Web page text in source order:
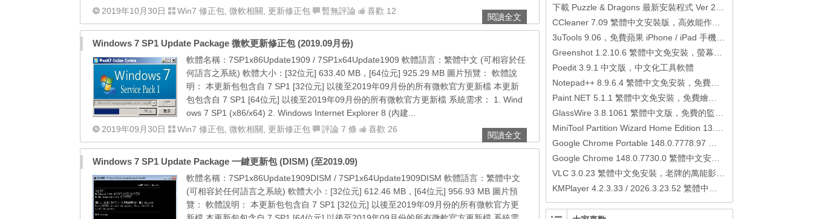
2019年10月30日
Win7 修正包 微軟相關 更新修正包 暫無評論 喜歡 12
閱讀全文
Windows 7 SP1 Update Package 微軟更新修正包 (2019.09月份)
軟體名稱：7SP1x86Update1909 / 7SP1x64Update1909 軟體語言：繁體中文 (可相容於任
何語言之系統) 軟體大小：[32位元] 633.40 MB，[64位元] 925.29 MB 圖片預覽： 軟體說
明： 本更新包包含自 7 SP1 [32位元] 以後至2019年09月份的所有微軟官方更新檔 本更新
包包含自 7 SP1 [64位元] 以後至2019年09月份的所有微軟官方更新檔 系統需求： 1. Wind
ows 7 SP1 (x86/x64) 2. Windows Internet Explorer 8 (內建...
2019年09月30日
Win7 修正包 微軟相關 更新修正包 評論 7 條 喜歡 26
閱讀全文
Windows 7 SP1 Update Package 一鍵更新包 (DISM) (至2019.09)
軟體名稱：7SP1x86Update1909DISM / 7SP1x64Update1909DISM 軟體語言：繁體中文
(可相容於任何語言之系統) 軟體大小：[32位元] 612.46 MB，[64位元] 956.93 MB 圖片預
覽： 軟體說明： 本更新包包含自 7 SP1 [32位元] 以後至2019年09月份的所有微軟官方更
Poedit 3.9.1 中文版，中文化工具軟體